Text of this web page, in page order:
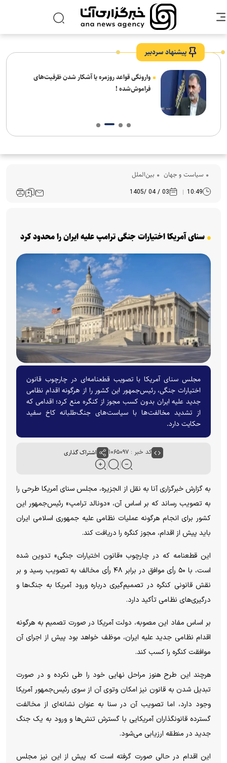
پیشنهاد سردبیر
وارونگی قواعد روزمره یا آشکار شدن ظرفیت‌های
فراموش‌شده !
سیاست و جهان بین‌الملل
10:49
03 / 04 /1405
سنای آمریکا اختیارات جنگی ترامپ علیه ایران را محدود کرد
مجلس سنای آمریکا با تصویب قطعنامه‌ای در چارچوب قانون
اختیارات جنگی، رئیس‌جمهور این کشور را از هرگونه اقدام نظامی
جدید علیه ایران بدون کسب مجوز از کنگره منع کرد؛ اقدامی که
از تشدید مخالفت‌ها با سیاست‌های جنگ‌طلبانه کاخ سفید
حکایت دارد.
کد خبر : ۱۰۶۵۰۹۷ اشتراک گذاری
به گزارش خبرگزاری آنا به نقل از الجزیره، مجلس سنای آمریکا طرحی را
به تصویب رساند که بر اساس آن، «دونالد ترامپ» رئیس‌جمهور این
کشور برای انجام هرگونه عملیات نظامی علیه جمهوری اسلامی ایران
باید پیش از اقدام، مجوز کنگره را دریافت کند.
این قطعنامه که در چارچوب «قانون اختیارات جنگی» تدوین شده
است، با ۵۰ رأی موافق در برابر ۴۸ رأی مخالف به تصویب رسید و بر
نقش قانونی کنگره در تصمیم‌گیری درباره ورود آمریکا به جنگ‌ها و
درگیری‌های نظامی تأکید دارد.
بر اساس مفاد این مصوبه، دولت آمریکا در صورت تصمیم به هرگونه
اقدام نظامی جدید علیه ایران، موظف خواهد بود پیش از اجرای آن
موافقت کنگره را کسب کند.
هرچند این طرح هنوز مراحل نهایی خود را طی نکرده و در صورت
تبدیل شدن به قانون نیز امکان وتوی آن از سوی رئیس‌جمهور آمریکا
وجود دارد، اما تصویب آن در سنا به عنوان نشانه‌ای از مخالفت
گسترده قانونگذاران آمریکایی با گسترش تنش‌ها و ورود به یک جنگ
جدید در منطقه ارزیابی می‌شود.
این اقدام در حالی صورت گرفته است که پیش از این نیز مجلس